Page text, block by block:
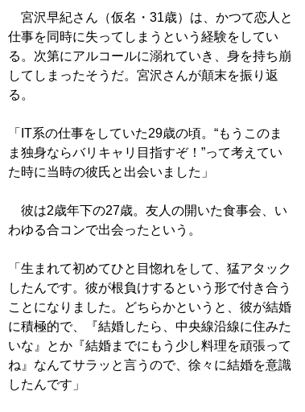
宮沢早紀さん（仮名・31歳）は、かつて恋人と
仕事を同時に失ってしまうという経験をしてい
る。次第にアルコールに溺れていき、身を持ち崩
してしまったそうだ。宮沢さんが顛末を振り返
る。
「IT系の仕事をしていた29歳の頃。“もうこのま
ま独身ならバリキャリ目指すぞ！”って考えてい
た時に当時の彼氏と出会いました」
彼は2歳年下の27歳。友人の開いた食事会、い
わゆる合コンで出会ったという。
「生まれて初めてひと目惚れをして、猛アタック
したんです。彼が根負けするという形で付き合う
ことになりました。どちらかというと、彼が結婚
に積極的で、『結婚したら、中央線沿線に住みた
いな』とか『結婚までにもう少し料理を頑張って
ね』なんてサラッと言うので、徐々に結婚を意識
したんです」